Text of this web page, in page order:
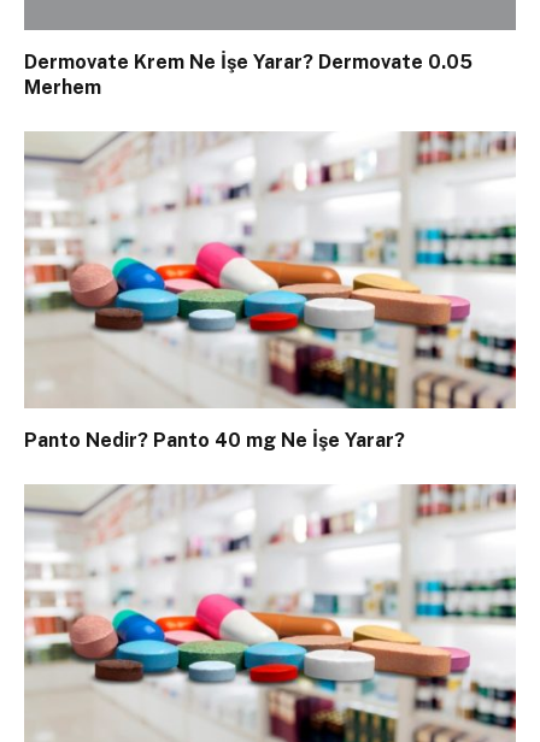
Dermovate Krem Ne İşe Yarar? Dermovate 0.05
Merhem
Panto Nedir? Panto 40 mg Ne İşe Yarar?